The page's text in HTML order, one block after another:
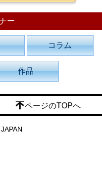
ー
コラム
作品
ページのTOPへ